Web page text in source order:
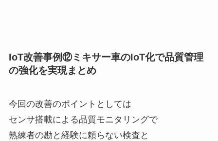
IoT改善事例⑫ミキサー車のIoT化で品質管理
の強化を実現まとめ
今回の改善のポイントとしては
センサ搭載による品質モニタリングで
熟練者の勘と経験に頼らない検査と